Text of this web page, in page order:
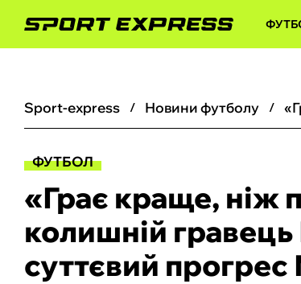
sport-express новини футболу
ФУТБОЛ
«Грає краще, ніж
колишній
суттєвий